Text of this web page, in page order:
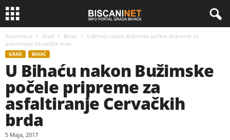
Naslovnica Grad Bihać
U Bihaću nakon Bužimske počele pripreme za
asfaltiranje Cervačkih brda
GRAD BIHAĆ
U Bihaću nakon Bužimske
počele pripreme za
asfaltiranje Cervačkih
brda
5 Maja, 2017